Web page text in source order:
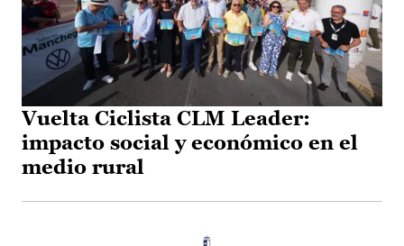
Vuelta Ciclista CLM Leader:
impacto social y económico en el
medio rural